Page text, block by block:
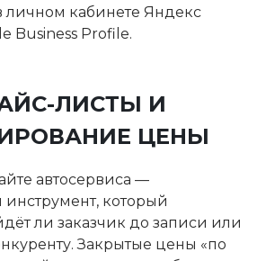
личном кабинете Яндекс
Business Profile.
ЛИСТЫ И
ЦЕНЫ
автосервиса —
который
ли заказчик до записи или
Закрытые цены «по